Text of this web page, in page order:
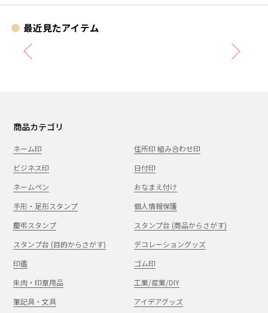
最近見たアイテム
商品カテゴリ
ネーム印
住所印 組み合わせ印
ビジネス印
日付印
ネームペン
おなまえ付け
手形・足形スタンプ
個人情報保護
慶弔スタンプ
スタンプ台 (商品からさがす)
スタンプ台 (目的からさがす)
デコレーショングッズ
印鑑
ゴム印
朱肉・印章用品
工業/産業/DIY
筆記具・文具
アイデアグッズ